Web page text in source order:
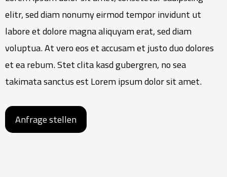
elitr, sed diam nonumy eirmod tempor invidunt ut
labore et dolore magna aliquyam erat, sed diam
voluptua. At vero eos et accusam et justo duo dolores
et ea rebum. Stet clita kasd gubergren, no sea
takimata sanctus est Lorem ipsum dolor sit amet.
Anfrage stellen